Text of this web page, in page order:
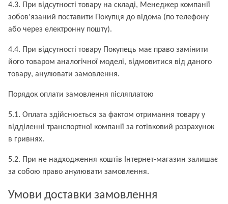
4.3. При відсутності товару на складі, Менеджер компанії
зобов'язаний поставити Покупця до відома (по телефону
або через електронну пошту).
4.4. При відсутності товару Покупець має право замінити
його товаром аналогічної моделі, відмовитися від даного
товару, анулювати замовлення.
Порядок оплати замовлення післяплатою
5.1. Оплата здійснюється за фактом отримання товару у
відділенні транспортної компанії за готівковий розрахунок
в гривнях.
5.2. При не надходження коштів Інтернет-магазин залишає
за собою право анулювати замовлення.
Умови доставки замовлення